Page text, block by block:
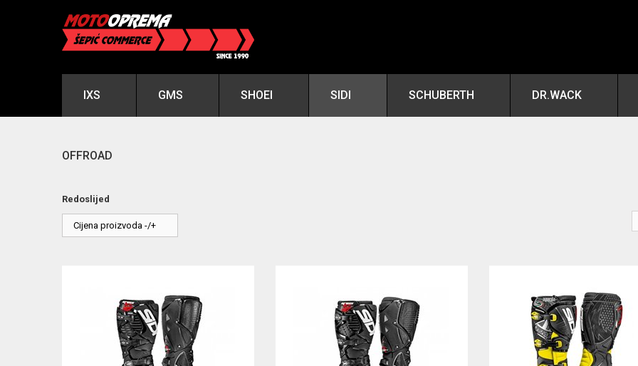
IXS GMS SHOEI SIDI SCHUBERTH DR.WACK
OFFROAD
Redoslijed
Cijena proizvoda -/+